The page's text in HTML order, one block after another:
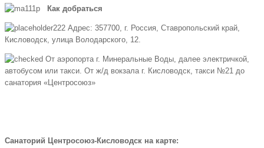
Как добраться
Адрес: 357700, г. Россия, Ставропольский край,
Кисловодск, улица Володарского, 12.
От аэропорта г. Минеральные Воды, далее электричкой,
автобусом или такси. От ж/д вокзала г. Кисловодск, такси №21 до
санатория «Центросоюз»
Санаторий Центросоюз-Кисловодск на карте: